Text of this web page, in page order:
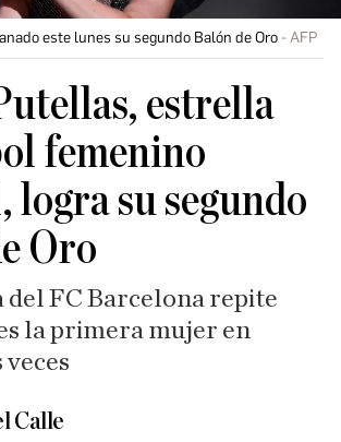
este lunes su segundo Balón de Oro AFP
estrella
femenino
logra su segundo
Oro
del FC Barcelona repite
la primera mujer en
Calle